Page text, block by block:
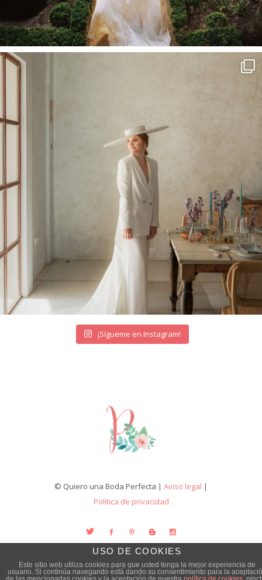
¡Sígueme en Instagram!
© Quiero una Boda Perfecta | Aviso legal |
Política de privacidad
USO DE COOKIES
Este sitio web utiliza cookies para que usted tenga la mejor experiencia de
usuario. Si continúa navegando está dando su consentimiento para la